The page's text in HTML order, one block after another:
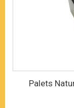
Palets